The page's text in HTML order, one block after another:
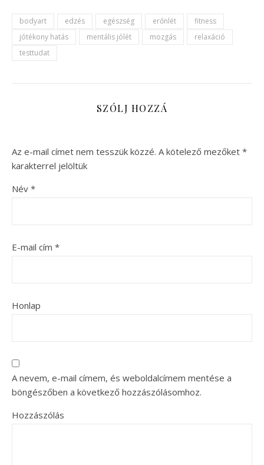
bodyart edzés egészség erőnlét
fitness
jótékony hatás
mentális jólét mozgás
relaxáció
testtudat
SZÓLJ HOZZÁ
Az e-mail címet nem tesszük közzé. A kötelező mezőket *
karakterrel jelöltük
Név *
E-mail cím *
Honlap
A nevem, e-mail címem, és weboldalcímem mentése a
böngészőben a következő hozzászólásomhoz.
Hozzászólás